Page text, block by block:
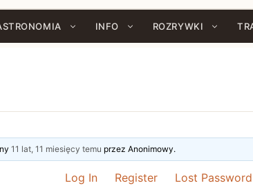
INFO ROZRYWKI
11 lat, 11 miesięcy temu przez Anonimowy.
Log In Register
Lost Password